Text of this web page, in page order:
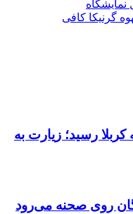
نمایشگاه
گرنیکا کافی
رسید؛ زیارت به
روی صحنه می‌رود